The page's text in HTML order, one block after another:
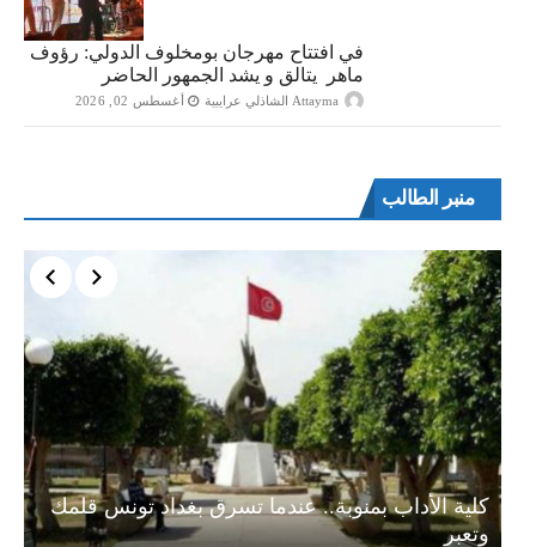
في افتتاح مهرجان بومخلوف الدولي: رؤوف
ماهر يتالق و يشد الجمهور الحاضر
Attayma الشاذلي عرايبية أغسطس 02, 2026
منبر الطالب
كلية الأداب بمنوبة.. عندما تسرق بغداد تونس قلمك
وتعبر